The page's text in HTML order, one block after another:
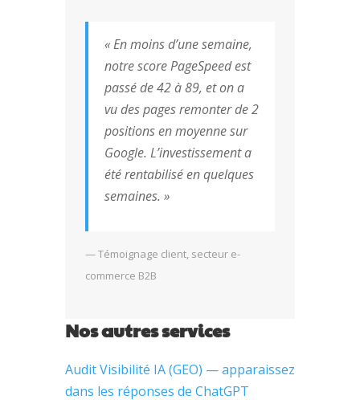
« En moins d’une semaine,
notre score PageSpeed est
passé de 42 à 89, et on a
vu des pages remonter de 2
positions en moyenne sur
Google. L’investissement a
été rentabilisé en quelques
semaines. »
— Témoignage client, secteur e-
commerce B2B
Nos autres services
Audit Visibilité IA (GEO) — apparaissez
dans les réponses de ChatGPT